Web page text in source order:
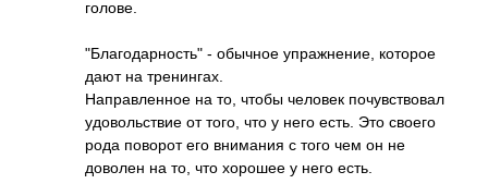
голове.
"Благодарность" - обычное упражнение, которое
дают на тренингах.
Направленное на то, чтобы человек почувствовал
удовольствие от того, что у него есть. Это своего
рода поворот его внимания с того чем он не
доволен на то, что хорошее у него есть.